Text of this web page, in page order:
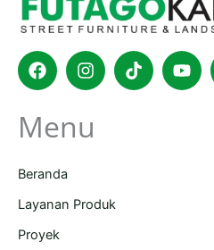
FacebookInstagram
Tiktok
Menu
Beranda
Layanan Produk
Proyek